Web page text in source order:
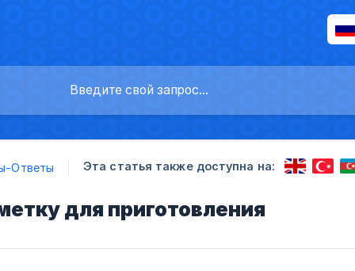
Ответы Эта статья также доступна на:
для приготовления